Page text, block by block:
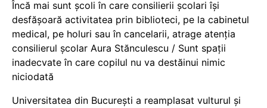
Încă mai sunt școli în care consilierii școlari își
desfășoară activitatea prin biblioteci, pe la cabinetul
medical, pe holuri sau în cancelarii, atrage atenția
consilierul școlar Aura Stănculescu / Sunt spații
inadecvate în care copilul nu va destăinui nimic
niciodată
Universitatea din București a reamplasat vulturul și